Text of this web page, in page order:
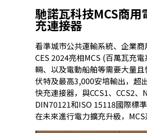
馳諾瓦科技MCS商用
充連接器
看準城市公共運輸系統、企業
CES 2024亮相MCS (百萬瓦充
輛、以及電動船舶等需要大量
伏特及最高3,000安培輸出，超
快充連接器，與CCS1、CCS2
DIN70121和ISO 15118國際標
在未來進行電力擴充升級，